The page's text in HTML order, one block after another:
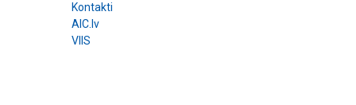
Kontakti
AIC.lv
VIIS